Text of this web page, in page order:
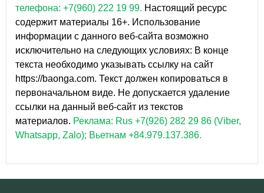
телефона: +7(960) 222 19 99. Настоящий ресурс
содержит материалы 16+. Использование
информации с данного веб-сайта возможно
исключительно на следующих условиях: В конце
текста необходимо указывать ссылку на сайт
https://baonga.com. Текст должен копироваться в
первоначальном виде. Не допускается удаление
ссылки на данный веб-сайт из текстов
материалов. Реклама: Rus +7(926) 282 29 86 (Viber,
Whatsapp, Zalo); Вьетнам +84.979.137.386.